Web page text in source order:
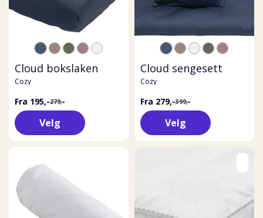
Cloud bokslaken
Cozy
Fra 195,-279,-
Velg
Cloud sengesett
Cozy
Fra 279,-399,-
Velg